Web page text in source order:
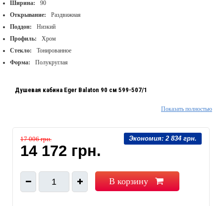
Ширина:
90
Открывание:
Раздвижная
Поддон:
Низкий
Профиль:
Хром
Стекло:
Тонированное
Форма:
Полукруглая
Душевая кабина Eger Balaton 90 см 599-507/1
Материал профиля: алюминий
Двери: раздвижные
Количество дверей: 2
Цвет изделия: тонированное стекло
Цвет профиля: хром
Показать полностью
Экономия:2 834 грн.
17 006 грн.
14 172 грн.
1 В корзину